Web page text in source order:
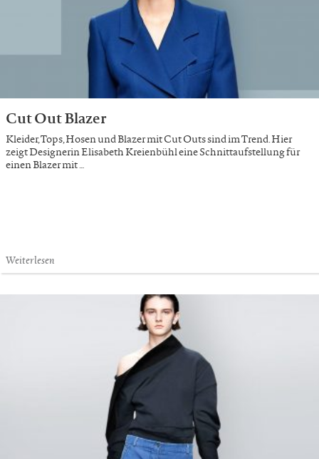
Cut Out Blazer
Kleider, Tops, Hosen und Blazer mit Cut Outs sind im Trend. Hier
zeigt Designerin Elisabeth Kreienbühl eine Schnittaufstellung für
einen Blazer mit …
Weiterlesen